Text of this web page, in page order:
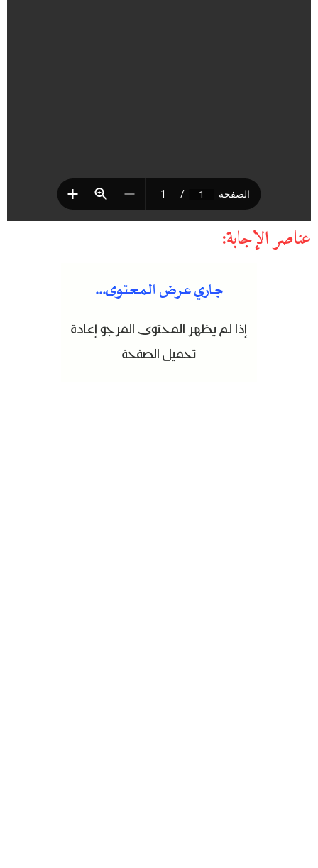
عناصر الإجابة: